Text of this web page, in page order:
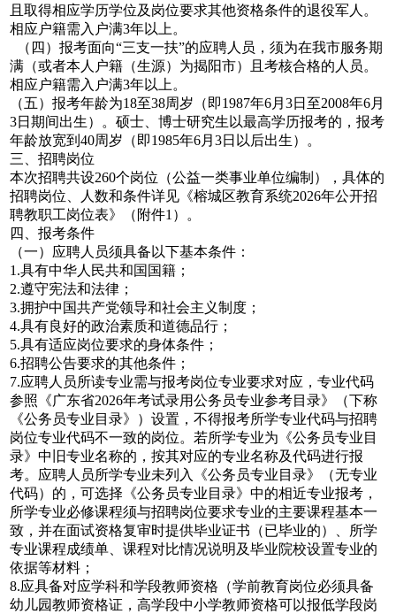
且取得相应学历学位及岗位要求其他资格条件的退役军人。
相应户籍需入户满3年以上。
（四）报考面向“三支一扶”的应聘人员，须为在我市服务期
满（或者本人户籍（生源）为揭阳市）且考核合格的人员。
相应户籍需入户满3年以上。
（五）报考年龄为18至38周岁（即1987年6月3日至2008年6月
3日期间出生）。硕士、博士研究生以最高学历报考的，报考
年龄放宽到40周岁（即1985年6月3日以后出生）。
三、招聘岗位
本次招聘共设260个岗位（公益一类事业单位编制），具体的
招聘岗位、人数和条件详见《榕城区教育系统2026年公开招
聘教职工岗位表》（附件1）。
四、报考条件
（一）应聘人员须具备以下基本条件：
1.具有中华人民共和国国籍；
2.遵守宪法和法律；
3.拥护中国共产党领导和社会主义制度；
4.具有良好的政治素质和道德品行；
5.具有适应岗位要求的身体条件；
6.招聘公告要求的其他条件；
7.应聘人员所读专业需与报考岗位专业要求对应，专业代码
参照《广东省2026年考试录用公务员专业参考目录》（下称
《公务员专业目录》）设置，不得报考所学专业代码与招聘
岗位专业代码不一致的岗位。若所学专业为《公务员专业目
录》中旧专业名称的，按其对应的专业名称及代码进行报
考。应聘人员所学专业未列入《公务员专业目录》（无专业
代码）的，可选择《公务员专业目录》中的相近专业报考，
所学专业必修课程须与招聘岗位要求专业的主要课程基本一
致，并在面试资格复审时提供毕业证书（已毕业的）、所学
专业课程成绩单、课程对比情况说明及毕业院校设置专业的
依据等材料；
8.应具备对应学科和学段教师资格（学前教育岗位必须具备
幼儿园教师资格证，高学段中小学教师资格可以报低学段岗